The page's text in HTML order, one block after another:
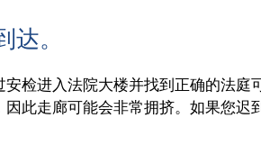
达。
检进入法院大楼并找到正确的法
因此走廊可能会非常拥挤。如果您迟